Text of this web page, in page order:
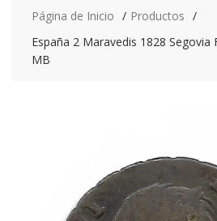
Página de Inicio
Productos
España 2 Maravedis 1828 Segovia
MB